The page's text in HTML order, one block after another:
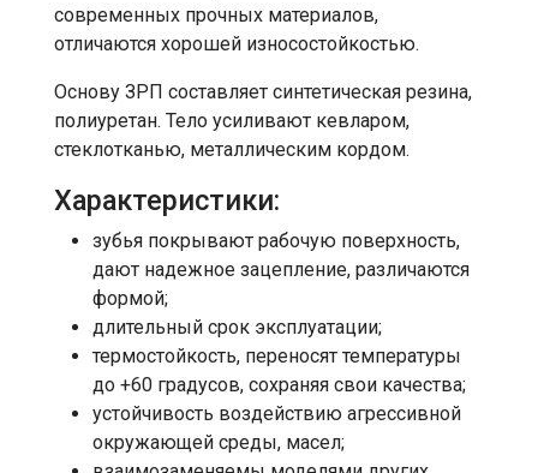
современных прочных материалов,
отличаются хорошей износостойкостью.
Основу ЗРП составляет синтетическая резина,
полиуретан. Тело усиливают кевларом,
стеклотканью, металлическим кордом.
Характеристики:
зубья покрывают рабочую поверхность,
дают надежное зацепление, различаются
формой;
длительный срок эксплуатации;
термостойкость, переносят температуры
до +60 градусов, сохраняя свои качества;
устойчивость воздействию агрессивной
окружающей среды, масел;